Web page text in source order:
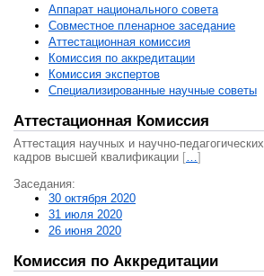
Аппарат национального совета
Совместное пленарное заседание
Аттестационная комисcия
Комиссия по аккредитации
Комиссия экспертов
Специализированные научные советы
Аттестационная Комиссия
Аттестация научных и научно-педагогических
кадров высшей квалификации […]
Заседания:
30 октября 2020
31 июля 2020
26 июня 2020
Комиссия по Аккредитации